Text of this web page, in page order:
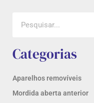
Categorias
Aparelhos removíveis
Mordida aberta anterior